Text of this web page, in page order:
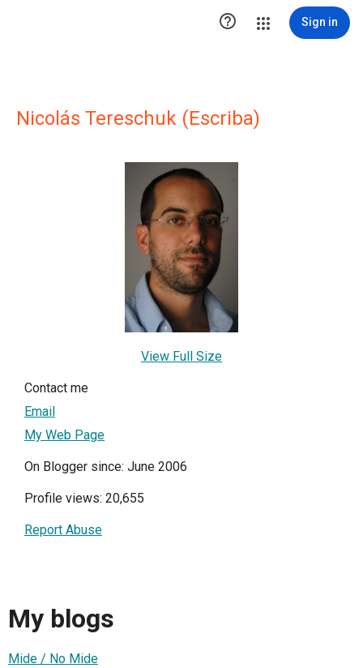
 Sign in
Nicolás Tereschuk (Escriba)
View Full Size
Contact me
Email
My Web Page
On Blogger since: June 2006
Profile views: 20,655
Report Abuse
My blogs
Mide / No Mide